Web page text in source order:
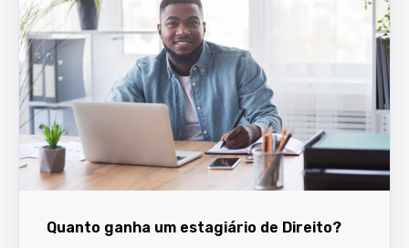
Quanto ganha um estagiário de Direito?